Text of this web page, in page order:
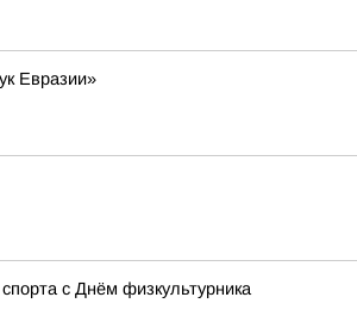
Евразии»
с Днём физкультурника